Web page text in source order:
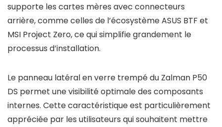
supporte les cartes mères avec connecteurs
arrière, comme celles de l’écosystème ASUS BTF et
MSI Project Zero, ce qui simplifie grandement le
processus d’installation.
Le panneau latéral en verre trempé du Zalman P50
DS permet une visibilité optimale des composants
internes. Cette caractéristique est particulièrement
appréciée par les utilisateurs qui souhaitent mettre